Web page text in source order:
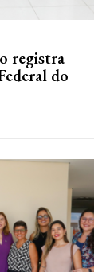
registra
do